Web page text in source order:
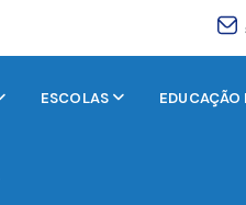
ESCOLAS EDUCAÇÃO